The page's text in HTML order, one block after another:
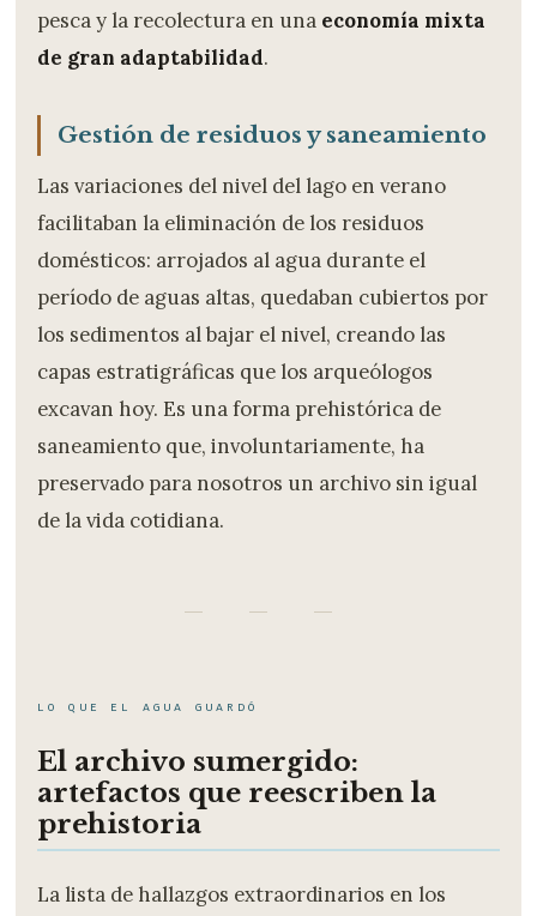
pesca y la recolectura en una economía mixta
de gran adaptabilidad.
Gestión de residuos y saneamiento
Las variaciones del nivel del lago en verano
facilitaban la eliminación de los residuos
domésticos: arrojados al agua durante el
período de aguas altas, quedaban cubiertos por
los sedimentos al bajar el nivel, creando las
capas estratigráficas que los arqueólogos
excavan hoy. Es una forma prehistórica de
saneamiento que, involuntariamente, ha
preservado para nosotros un archivo sin igual
de la vida cotidiana.
— — —
LO QUE EL AGUA GUARDÓ
El archivo sumergido:
artefactos que reescriben la
prehistoria
La lista de hallazgos extraordinarios en los